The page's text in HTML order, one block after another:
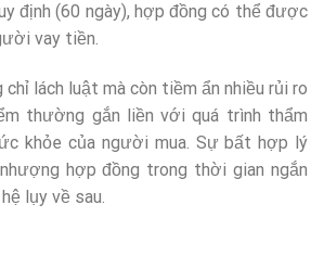
định (60 ngày), hợp đồng có thể được
vay tiền.
chỉ lách luật mà còn tiềm ẩn nhiều rủi ro
thường gắn liền với quá trình thẩm
khỏe của người mua. Sự bất hợp lý
hợp đồng trong thời gian ngắn
lụy về sau.